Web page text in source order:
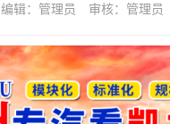
编辑：管理员 审核：管理员